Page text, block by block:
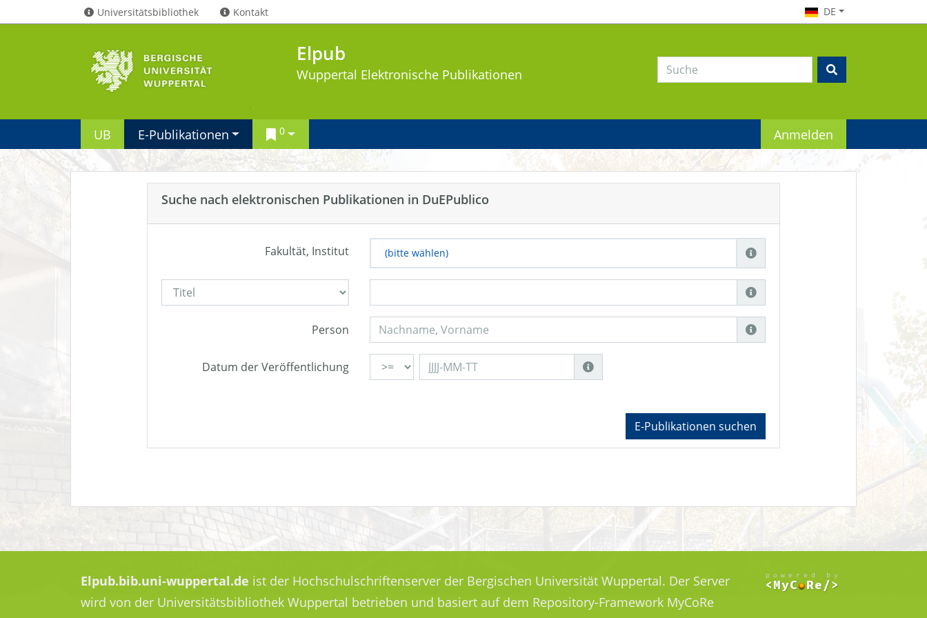
Universitätsbibliothek Kontakt DE
Elpub
Wuppertal Elektronische Publikationen
UB E-Publikationen 0 Anmelden
Suche nach elektronischen Publikationen in DuEPublico
Fakultät, Institut (bitte wählen)
Person
Datum der Veröffentlichung
E-Publikationen suchen
Elpub.bib.uni-wuppertal.de ist der Hochschulschriftenserver der Bergischen Universität Wuppertal. Der Server
wird von der Universitätsbibliothek Wuppertal betrieben und basiert auf dem Repository-Framework MyCoRe